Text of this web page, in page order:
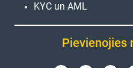
KYC un AML
Pievienojies